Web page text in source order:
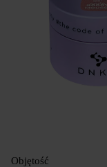
Objętość